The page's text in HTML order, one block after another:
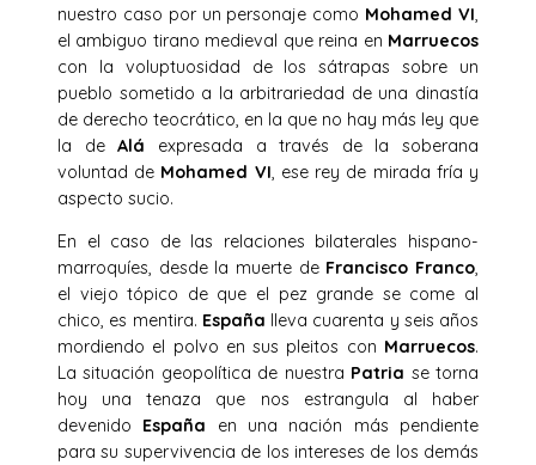
nuestro caso por un personaje como Mohamed VI,
el ambiguo tirano medieval que reina en Marruecos
con la voluptuosidad de los sátrapas sobre un
pueblo sometido a la arbitrariedad de una dinastía
de derecho teocrático, en la que no hay más ley que
la deAlá expresada a través de la soberana
voluntad de Mohamed VI, ese rey de mirada fría y
aspecto sucio.
En el caso de las relaciones bilaterales hispano-
marroquíes, desde la muerte de Francisco Franco,
el viejo tópico de que el pez grande se come al
chico, es mentira. España lleva cuarenta y seis años
mordiendo el polvo en sus pleitos con Marruecos.
La situación geopolítica de nuestra Patria se torna
hoy una tenaza que nos estrangula al haber
devenido España en una nación más pendiente
para su supervivencia de los intereses de los demás